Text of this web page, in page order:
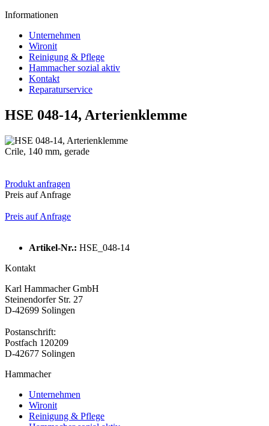
Informationen
Unternehmen
Wironit
Reinigung & Pflege
Hammacher sozial aktiv
Kontakt
Reparaturservice
HSE 048-14, Arterienklemme
Crile, 140 mm, gerade
Produkt anfragen
Preis auf Anfrage
Preis auf Anfrage
Artikel-Nr.: HSE_048-14
Kontakt
Karl Hammacher GmbH
Steinendorfer Str. 27
D-42699 Solingen
Postanschrift:
Postfach 120209
D-42677 Solingen
Hammacher
Unternehmen
Wironit
Reinigung & Pflege